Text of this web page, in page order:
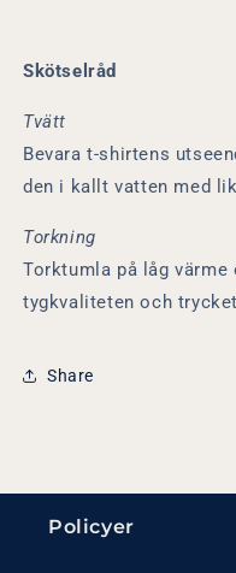
Skötselråd
Tvätt
Bevara t-shirtens
den i kallt vatten med
Torkning
Torktumla på låg
tygkvaliteten och
Share
Policyer